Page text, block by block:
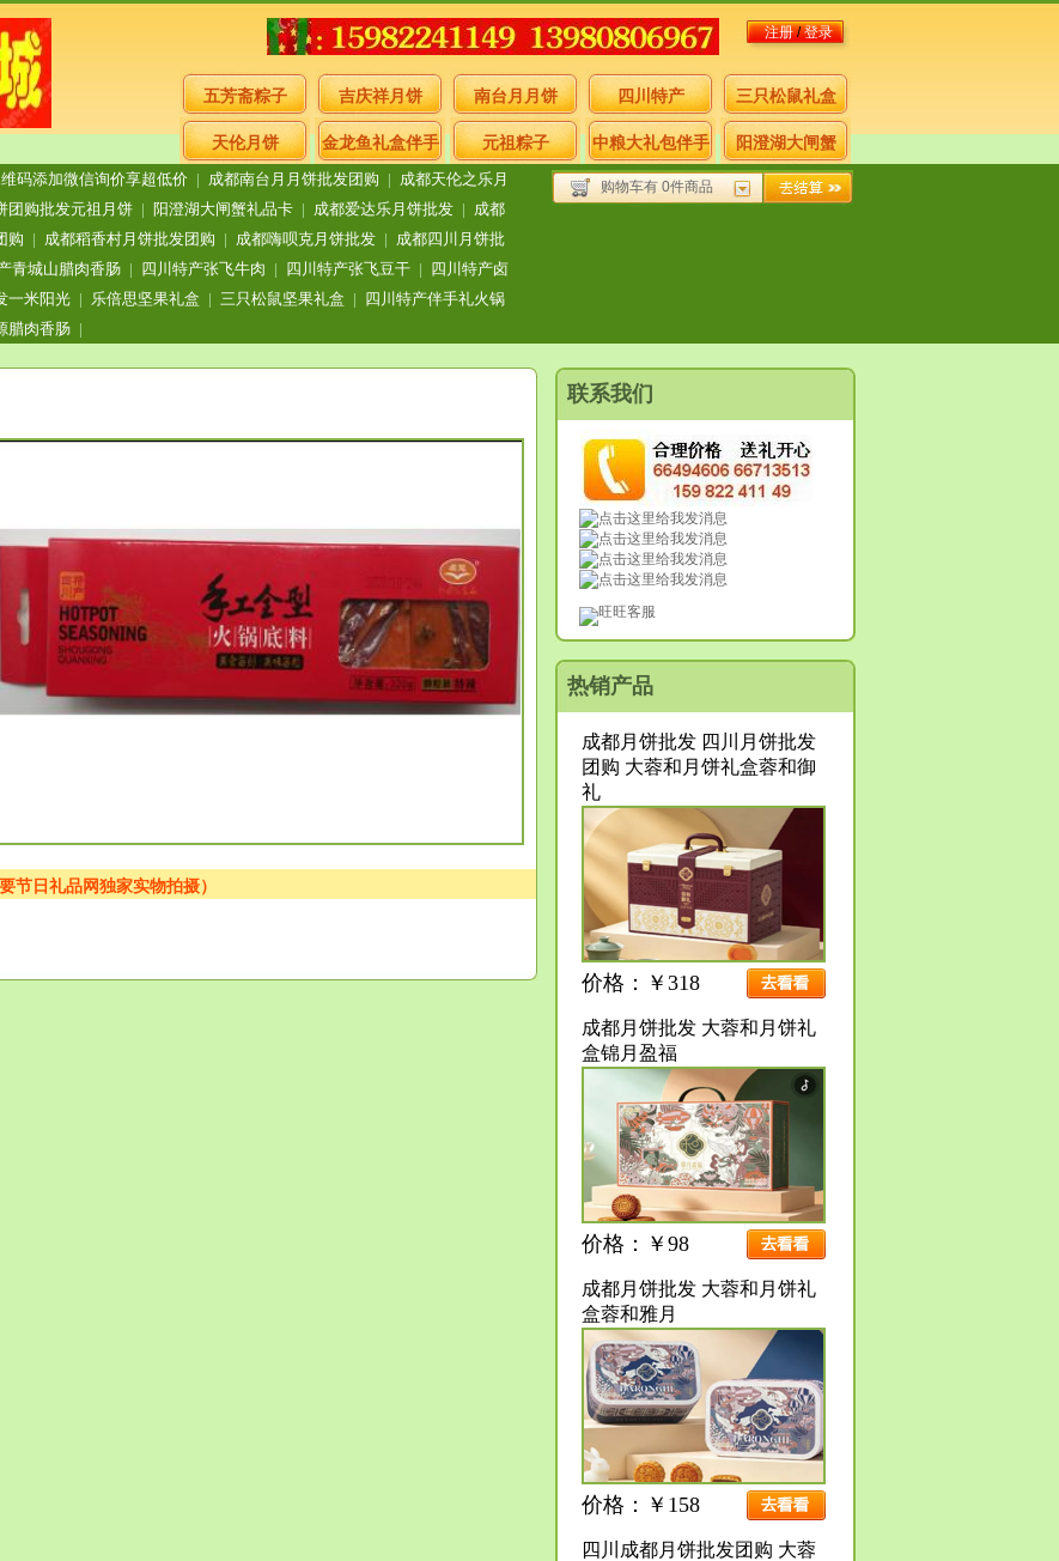
注册/登录
五芳斋粽子 吉庆祥月饼 南台月月饼 四川特产 三只松鼠礼盒
天伦月饼 金龙鱼礼盒伴手
礼
元祖粽子 中粮大礼包伴手
礼
阳澄湖大闸蟹
码添加微信询价享超低价 | 成都南台月月饼批发团购 | 成都天伦之乐月
团购批发元祖月饼 | 阳澄湖大闸蟹礼品卡 | 成都爱达乐月饼批发 | 成都
购 | 成都稻香村月饼批发团购 | 成都嗨呗克月饼批发 | 成都四川月饼批
青城山腊肉香肠 | 四川特产张飞牛肉 | 四川特产张飞豆干 | 四川特产卤
一米阳光 | 乐倍思坚果礼盒 | 三只松鼠坚果礼盒 | 四川特产伴手礼火锅
腊肉香肠 |
购物车有 0件商品
节日礼品网独家实物拍摄）
联系我们
旺旺客服
热销产品
成都月饼批发 四川月饼批发
团购 大蓉和月饼礼盒蓉和御
礼
价格：￥318
成都月饼批发 大蓉和月饼礼
盒锦月盈福
价格：￥98
成都月饼批发 大蓉和月饼礼
盒蓉和雅月
价格：￥158
四川成都月饼批发团购 大蓉